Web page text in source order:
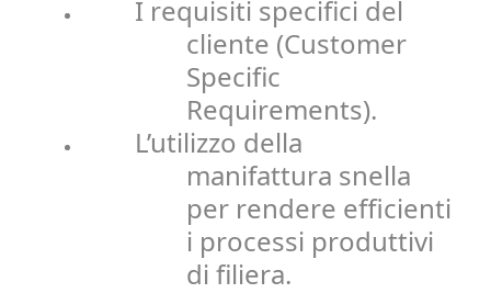
I requisiti specifici del
cliente (Customer
Specific
Requirements).
L’utilizzo della
manifattura snella
per rendere efficienti
i processi produttivi
di filiera.